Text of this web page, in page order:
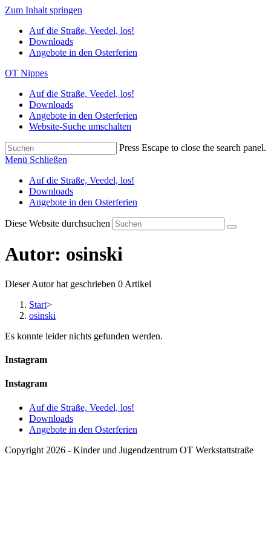
Zum Inhalt springen
Auf die Straße, Veedel, los!
Downloads
Angebote in den Osterferien
OT Nippes
Auf die Straße, Veedel, los!
Downloads
Angebote in den Osterferien
Website-Suche umschalten
Press Escape to close the search panel.
Menü Schließen
Auf die Straße, Veedel, los!
Downloads
Angebote in den Osterferien
Diese Website durchsuchen
Autor: osinski
Dieser Autor hat geschrieben 0 Artikel
Start>
osinski
Es konnte leider nichts gefunden werden.
Instagram
Instagram
Auf die Straße, Veedel, los!
Downloads
Angebote in den Osterferien
Copyright 2026 - Kinder und Jugendzentrum OT Werkstattstraße